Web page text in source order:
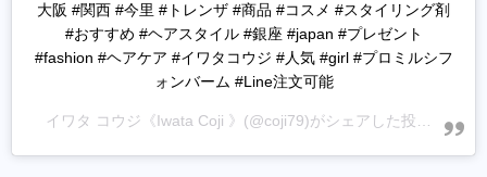
大阪 #関西 #今里 #トレンザ #商品 #コスメ #スタイリング剤
#おすすめ #ヘアスタイル #銀座 #japan #プレゼント
#fashion #ヘアケア #イワタコウジ #人気 #girl #プロミルシフ
ォンバーム #Line注文可能
イワタ コウジ《Iwata Coji 》 (@coji79)がシェアした投稿 - 2020